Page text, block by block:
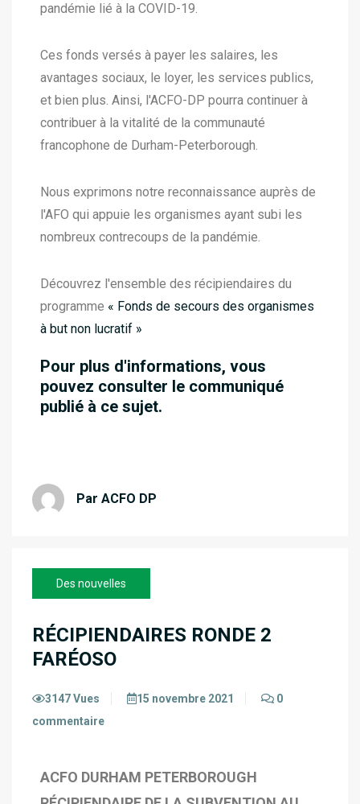
pandémie lié à la COVID-19.
Ces fonds versés à payer les salaires, les
avantages sociaux, le loyer, les services publics,
et bien plus. Ainsi, l'ACFO-DP pourra continuer à
contribuer à la vitalité de la communauté
francophone de Durham-Peterborough.
Nous exprimons notre reconnaissance auprès de
l'AFO qui appuie les organismes ayant subi les
nombreux contrecoups de la pandémie.
Découvrez l'ensemble des récipiendaires du
programme « Fonds de secours des organismes
à but non lucratif »
Pour plus d'informations, vous
pouvez consulter le communiqué
publié à ce sujet.
Par ACFO DP
Des nouvelles
RÉCIPIENDAIRES RONDE 2
FARÉOSO
3147 Vues 15 novembre 2021
0
commentaire
ACFO DURHAM PETERBOROUGH